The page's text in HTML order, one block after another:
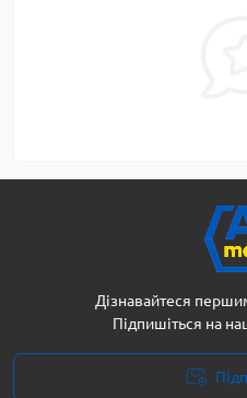
Дізнавайтеся
Підпишіться на